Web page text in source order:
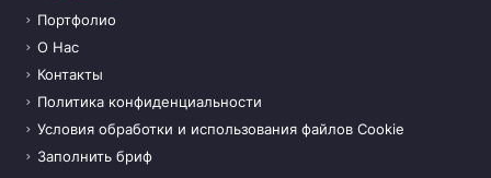
Портфолио
О Нас
Контакты
Политика конфиденциальности
Условия обработки и использования файлов Cookie
Заполнить бриф